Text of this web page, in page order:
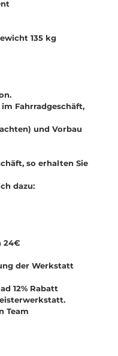
135 kg
Fahrradgeschäft,
und Vorbau
so erhalten Sie
dazu:
24€
der Werkstatt
12% Rabatt
Team